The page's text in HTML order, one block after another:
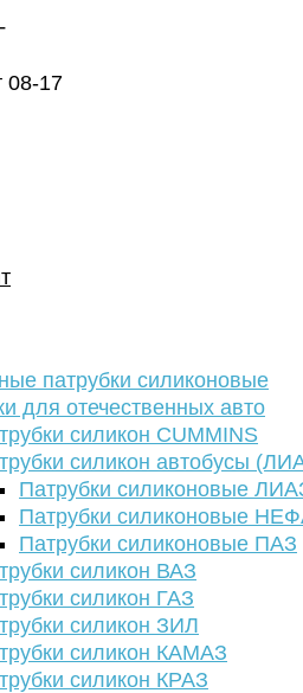
08-17
патрубки силиконовые
для отечественных авто
силикон CUMMINS
силикон автобусы
Патрубки силиконовые
Патрубки силиконовые
Патрубки силиконовые ПАЗ
силикон ВАЗ
силикон ГАЗ
силикон ЗИЛ
силикон КАМАЗ
силикон КРАЗ